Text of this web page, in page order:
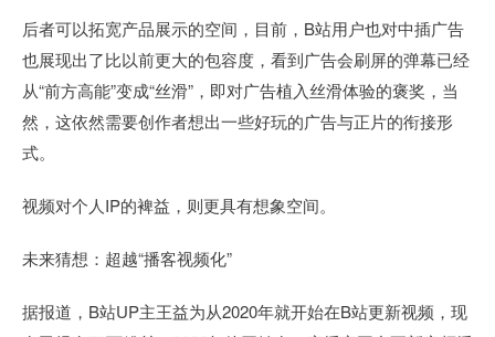
后者可以拓宽产品展示的空间，目前，B站用户也对中插广告
也展现出了比以前更大的包容度，看到广告会刷屏的弹幕已经
从“前方高能”变成“丝滑”，即对广告植入丝滑体验的褒奖，当
然，这依然需要创作者想出一些好玩的广告与正片的衔接形
式。
视频对个人IP的裨益，则更具有想象空间。
未来猜想：超越“播客视频化”
据报道，B站UP主王益为从2020年就开始在B站更新视频，现